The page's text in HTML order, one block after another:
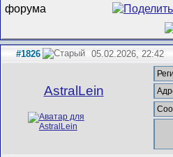
#1826 05.02.2026, 22:42
AstralLein